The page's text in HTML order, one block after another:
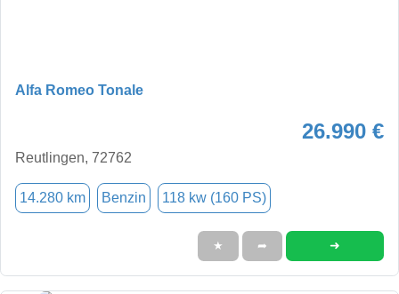
Alfa Romeo Tonale
26.990 €
Reutlingen, 72762
14.280 km Benzin 118 kw (160 PS)
★ ➦ ➜